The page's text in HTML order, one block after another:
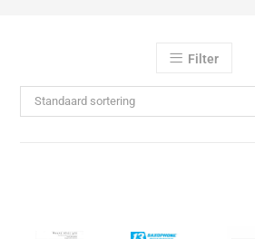
Filter
Standaard sortering